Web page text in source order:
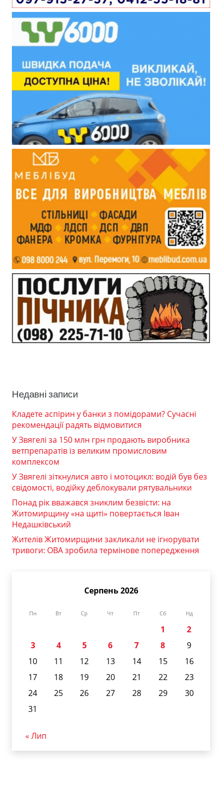
Недавні записи
Кладете аспірин у банки з помідорами? Сучасні
рекомендації радять відмовитися
У Звягелі за 150 млн грн продають виробника
ветпрепаратів із великим промисловим
комплексом
У Звягелі зіткнулися авто і мотоцикл: водій був без
свідомості, водійку деблокували рятувальники
Понад рік вважався зниклим безвісти: на
Житомирщину «на щиті» повертається Іван
Недашківський
Жителів Житомирщини закликали не ігнорувати
тривоги: ОВА зробила термінове попередження
Серпень 2026
Пн Вт Ср Чт Пт Сб Нд
1
2
3
4 5 6 7 8
9
10
11 12 13 14 15
16
17
18 19 20 21 22
23
24
25 26 27 28 29
30
31
« Лип